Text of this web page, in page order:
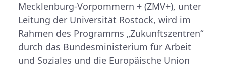
Mecklenburg-Vorpommern + (ZMV+), unter
Leitung der Universität Rostock, wird im
Rahmen des Programms „Zukunftszentren“
durch das Bundesministerium für Arbeit
und Soziales und die Europäische Union